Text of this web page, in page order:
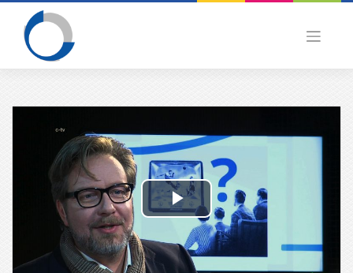
Skip
content
P
l